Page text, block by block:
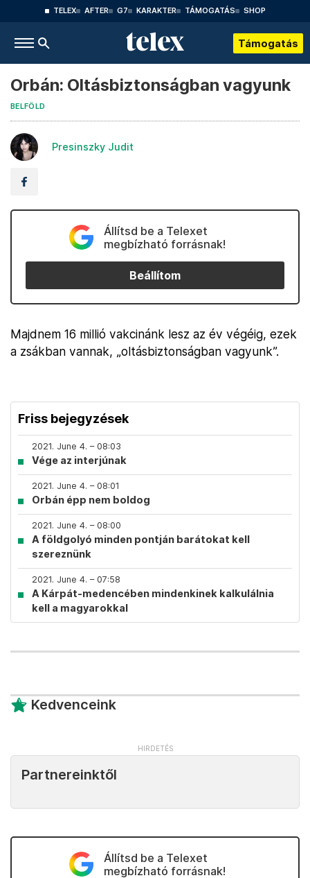
TELEX AFTER G7 KARAKTER TÁMOGATÁS SHOP
Támogatás
Orbán: Oltásbiztonságban vagyunk
BELFÖLD
Presinszky Judit
Állítsd be a Telexet
megbízható forrásnak!
Beállítom
Majdnem 16 millió vakcinánk lesz az év végéig, ezek
a zsákban vannak, „oltásbiztonságban vagyunk”.
Friss bejegyzések
2021. June 4. – 08:03
Vége az interjúnak
2021. June 4. – 08:01
Orbán épp nem boldog
2021. June 4. – 08:00
A földgolyó minden pontján barátokat kell
szereznünk
2021. June 4. – 07:58
A Kárpát-medencében mindenkinek kalkulálnia
kell a magyarokkal
Kedvenceink
Partnereinktől
Állítsd be a Telexet
megbízható forrásnak!